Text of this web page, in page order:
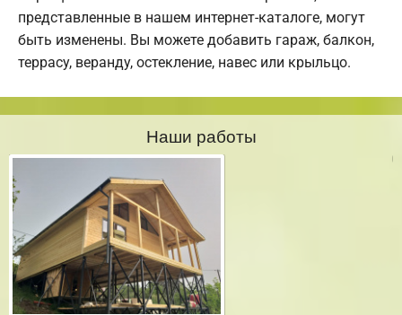
представленные в нашем интернет-каталоге, могут
быть изменены. Вы можете добавить гараж, балкон,
террасу, веранду, остекление, навес или крыльцо.
Наши работы